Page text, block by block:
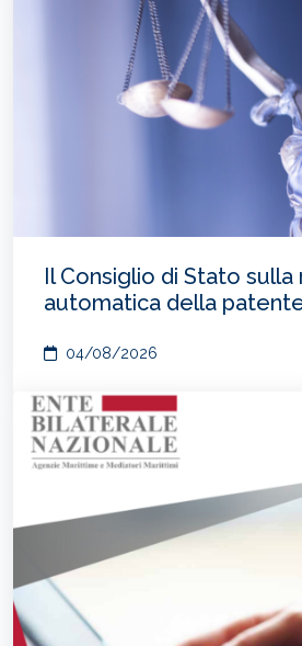
Il Consiglio di Stato sulla
automatica della
04/08/2026